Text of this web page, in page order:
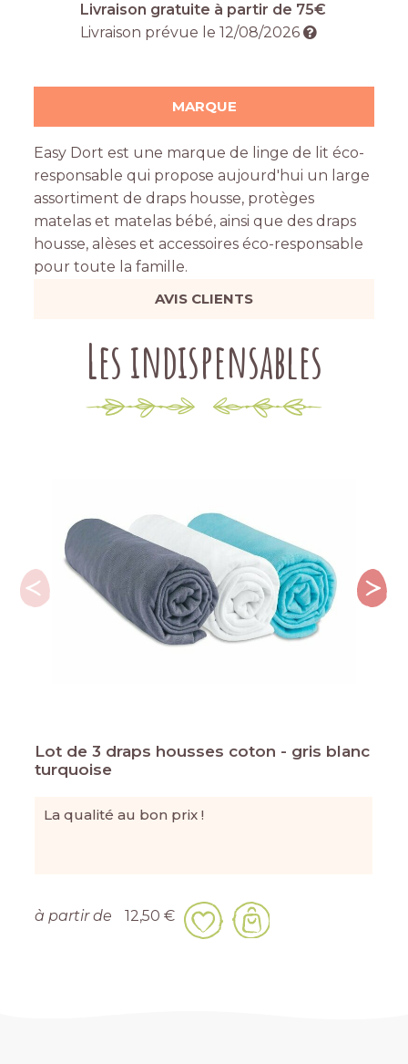
Livraison gratuite à partir de 75€
Livraison prévue le 12/08/2026
MARQUE
Easy Dort est une marque de linge de lit éco-
responsable qui propose aujourd'hui un large
assortiment de draps housse, protèges
matelas et matelas bébé, ainsi que des draps
housse, alèses et accessoires éco-responsable
pour toute la famille.
AVIS CLIENTS
Les indispensables
Lot de 3 draps housses coton - gris blanc
turquoise
La qualité au bon prix !
à partir de 12,50 €